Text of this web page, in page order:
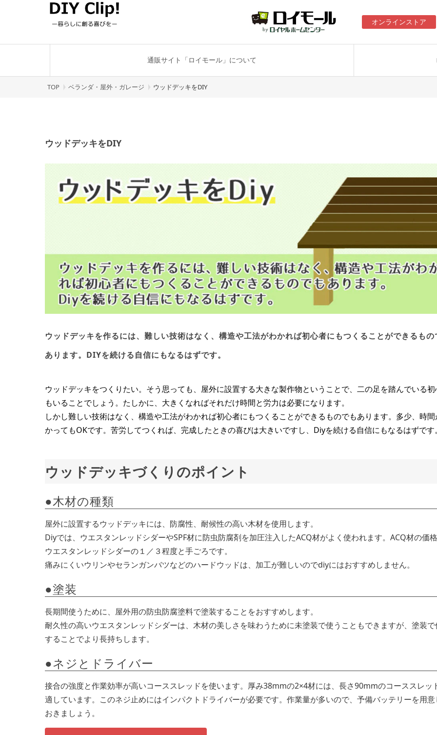
オンラインストア
通販サイト「ロイモール」について
TOP ベランダ・屋外・ガレージ ウッドデッキをDIY
ウッドデッキをDIY
ウッドデッキを作るには、難しい技術はなく、構造や工法がわかれば初心者にもつくることができるもの
あります。DIYを続ける自信にもなるはずです。
ウッドデッキをつくりたい。そう思っても、屋外に設置する大きな製作物ということで、二の足を踏んでいる
もいることでしょう。たしかに、大きくなればそれだけ時間と労力は必要になります。
しかし難しい技術はなく、構造や工法がわかれば初心者にもつくることができるものでもあります。多少、時
かってもOKです。苦労してつくれば、完成したときの喜びは大きいですし、Diyを続ける自信にもなるはずです
ウッドデッキづくりのポイント
●木材の種類
屋外に設置するウッドデッキには、防腐性、耐候性の高い木材を使用します。
Diyでは、ウエスタンレッドシダーやSPF材に防虫防腐剤を加圧注入したACQ材がよく使われます。ACQ材の価
ウエスタンレッドシダーの１／３程度と手ごろです。
痛みにくいウリンやセランガンバツなどのハードウッドは、加工が難しいのでdiyにはおすすめしません。
●塗装
長期間使うために、屋外用の防虫防腐塗料で塗装することをおすすめします。
耐久性の高いウエスタンレッドシダーは、木材の美しさを味わうために未塗装で使うこともできますが、塗装
することでより長持ちします。
●ネジとドライバー
接合の強度と作業効率が高いコーススレッドを使います。厚み38mmの2×4材には、長さ90mmのコーススレッ
適しています。このネジ止めにはインパクトドライバーが必要です。作業量が多いので、予備バッテリーを用
おきましょう。